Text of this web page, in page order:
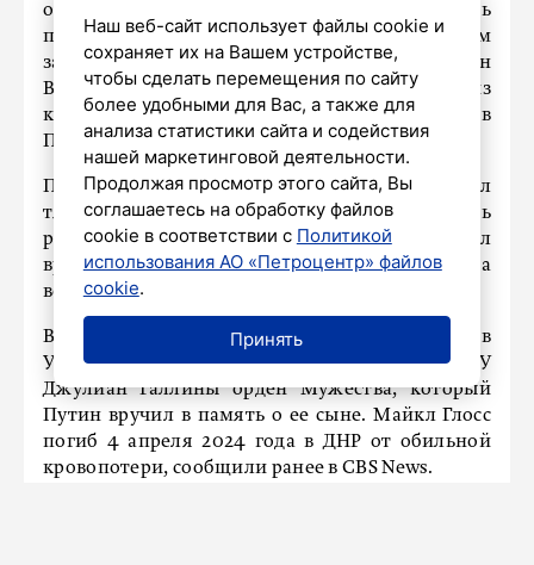
орденом Мужества. Путин отметил, что мать
погибшего является действующим
заместителем директора ЦРУ, а отец – ветеран
ВМС США и руководитель одной из
крупнейших компаний – подрядчиков
Пентагона.
Президент добавил, что в бою Глосс получил
тяжелое ранение, но продолжал помогать
раненому товарищу. Попытку спасения прервал
вражеский дрон, сбросивший мину, – оба
военных погибли.
В августе спецпосланник президента США Стив
Уиткофф передал семье сотрудницы ЦРУ
Джулиан Галлины орден Мужества, который
Путин вручил в память о ее сыне. Майкл Глосс
погиб 4 апреля 2024 года в ДНР от обильной
кровопотери, сообщили ранее в CBS News.
Наш веб-сайт использует файлы cookie и
сохраняет их на Вашем устройстве,
чтобы сделать перемещения по сайту
более удобными для Вас, а также для
анализа статистики сайта и содействия
нашей маркетинговой деятельности.
Продолжая просмотр этого сайта, Вы
соглашаетесь на обработку файлов
cookie в соответствии с Политикой
использования АО «Петроцентр» файлов
cookie.
Принять